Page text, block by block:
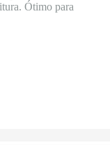
Ótimo para